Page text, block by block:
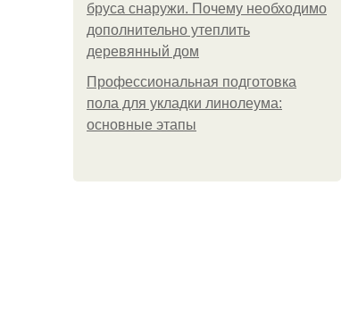
бруса снаружи. Почему необходимо
дополнительно утеплить
деревянный дом
Профессиональная подготовка
пола для укладки линолеума:
основные этапы